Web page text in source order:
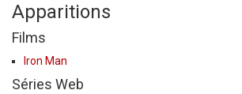
Apparitions
Films
Iron Man
Séries Web